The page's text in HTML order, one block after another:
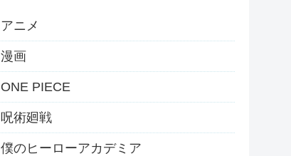
アニメ
漫画
ONE PIECE
呪術廻戦
僕のヒーローアカデミア